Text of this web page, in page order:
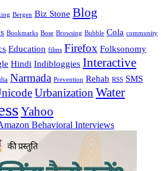
Bergen Biz Stone Blog
Bookmarks Bose Browsing Bubble Cola community
Education films Firefox Folksonomy
Hindi Indibloggies Interactive
Narmada Prevention Rehab RSS SMS
Urbanization Water
Yahoo